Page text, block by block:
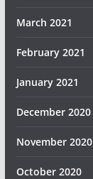
March 2021
February 2021
January 2021
December 2020
November 2020
October 2020